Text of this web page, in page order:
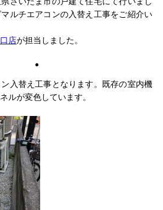
ルチエアコンの入替え工事をご紹介い
店が担当しました。
入替え工事となります。既存の室内機
ルが変色しています。